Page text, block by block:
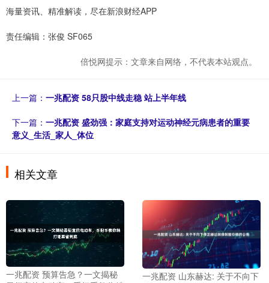
海量资讯、精准解读，尽在新浪财经APP
责任编辑：张俊 SF065
倍悦网提示：文章来自网络，不代表本站观点。
上一篇： 一兆配资 58只股中线走稳 站上半年线
下一篇： 一兆配资 盛劲强：家庭支持对运动神经元病患者的重要
意义_生活_家人_体位
相关文章
一兆配资 预算告急？一文揭秘
一兆配资 山东赫达: 关于不向下